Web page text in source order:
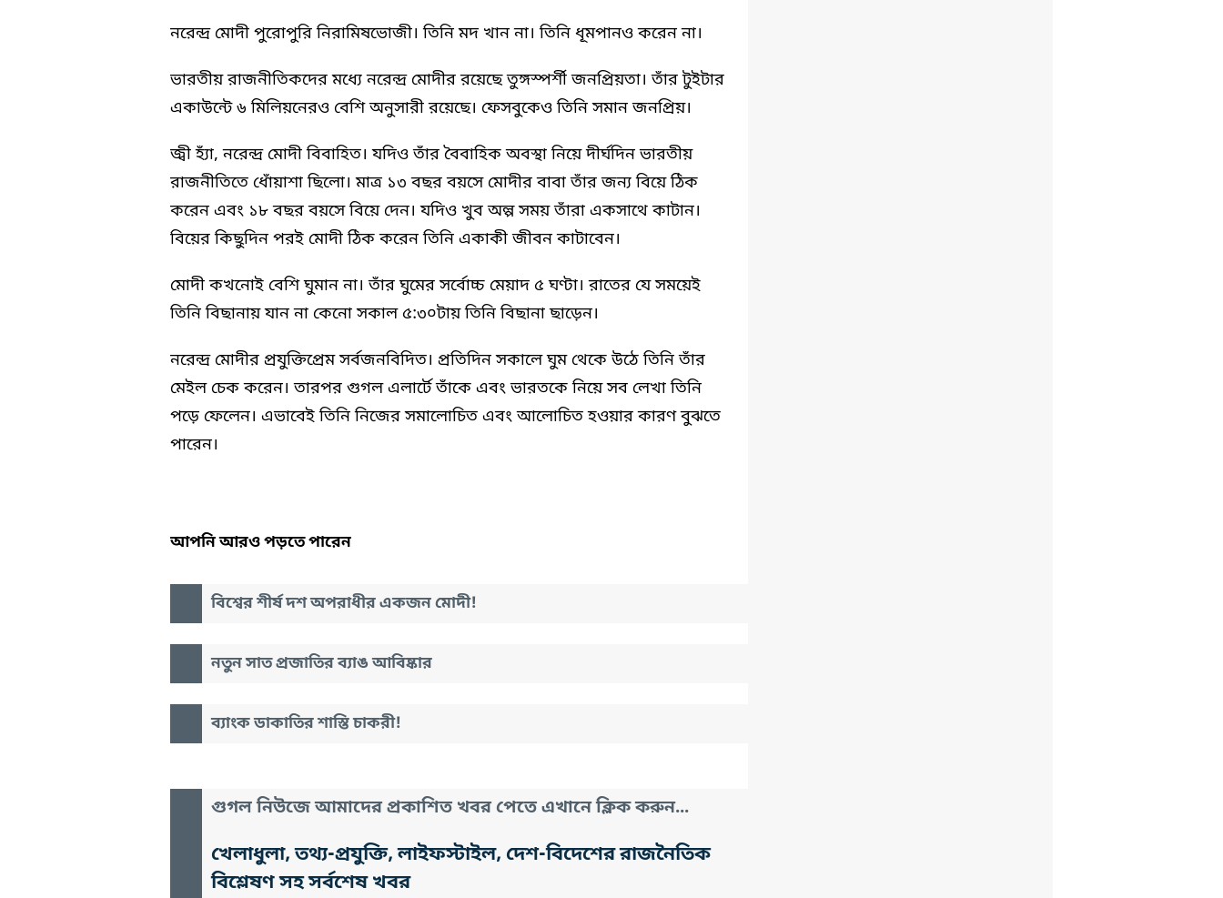
নরেন্দ্র মোদী পুরোপুরি নিরামিষভোজী। তিনি মদ খান না। তিনি ধূমপানও করেন না।
ভারতীয় রাজনীতিকদের মধ্যে নরেন্দ্র মোদীর রয়েছে তুঙ্গস্পর্শী জনপ্রিয়তা। তাঁর টুইটার
একাউন্টে ৬ মিলিয়নেরও বেশি অনুসারী রয়েছে। ফেসবুকেও তিনি সমান জনপ্রিয়।
জ্বী হ্যাঁ, নরেন্দ্র মোদী বিবাহিত। যদিও তাঁর বৈবাহিক অবস্থা নিয়ে দীর্ঘদিন ভারতীয়
রাজনীতিতে ধোঁয়াশা ছিলো। মাত্র ১৩ বছর বয়সে মোদীর বাবা তাঁর জন্য বিয়ে ঠিক
করেন এবং ১৮ বছর বয়সে বিয়ে দেন। যদিও খুব অল্প সময় তাঁরা একসাথে কাটান।
বিয়ের কিছুদিন পরই মোদী ঠিক করেন তিনি একাকী জীবন কাটাবেন।
মোদী কখনোই বেশি ঘুমান না। তাঁর ঘুমের সর্বোচ্চ মেয়াদ ৫ ঘণ্টা। রাতের যে সময়েই
তিনি বিছানায় যান না কেনো সকাল ৫:৩০টায় তিনি বিছানা ছাড়েন।
নরেন্দ্র মোদীর প্রযুক্তিপ্রেম সর্বজনবিদিত। প্রতিদিন সকালে ঘুম থেকে উঠে তিনি তাঁর
মেইল চেক করেন। তারপর গুগল এলার্টে তাঁকে এবং ভারতকে নিয়ে সব লেখা তিনি
পড়ে ফেলেন। এভাবেই তিনি নিজের সমালোচিত এবং আলোচিত হওয়ার কারণ বুঝতে
পারেন।
আপনি আরও পড়তে পারেন
বিশ্বের শীর্ষ দশ অপরাধীর একজন মোদী!
নতুন সাত প্রজাতির ব্যাঙ আবিষ্কার
ব্যাংক ডাকাতির শাস্তি চাকরী!
গুগল নিউজে আমাদের প্রকাশিত খবর পেতে এখানে ক্লিক করুন...
খেলাধুলা, তথ্য-প্রযুক্তি, লাইফস্টাইল, দেশ-বিদেশের রাজনৈতিক
বিশ্লেষণ সহ সর্বশেষ খবর